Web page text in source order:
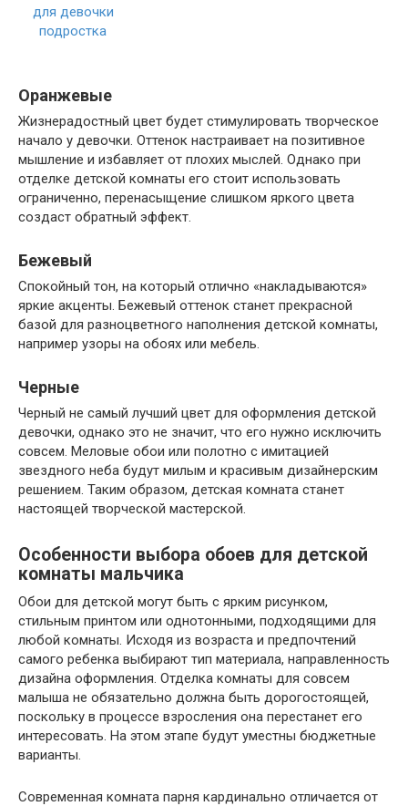
Оранжевые
Жизнерадостный цвет будет стимулировать творческое
начало у девочки. Оттенок настраивает на позитивное
мышление и избавляет от плохих мыслей. Однако при
отделке детской комнаты его стоит использовать
ограниченно, перенасыщение слишком яркого цвета
создаст обратный эффект.
Бежевый
Спокойный тон, на который отлично «накладываются»
яркие акценты. Бежевый оттенок станет прекрасной
базой для разноцветного наполнения детской комнаты,
например узоры на обоях или мебель.
Черные
Черный не самый лучший цвет для оформления детской
девочки, однако это не значит, что его нужно исключить
совсем. Меловые обои или полотно с имитацией
звездного неба будут милым и красивым дизайнерским
решением. Таким образом, детская комната станет
настоящей творческой мастерской.
Особенности выбора обоев для детской
комнаты мальчика
Обои для детской могут быть с ярким рисунком,
стильным принтом или однотонными, подходящими для
любой комнаты. Исходя из возраста и предпочтений
самого ребенка выбирают тип материала, направленность
дизайна оформления. Отделка комнаты для совсем
малыша не обязательно должна быть дорогостоящей,
поскольку в процессе взросления она перестанет его
интересовать. На этом этапе будут уместны бюджетные
варианты.
Современная комната парня кардинально отличается от